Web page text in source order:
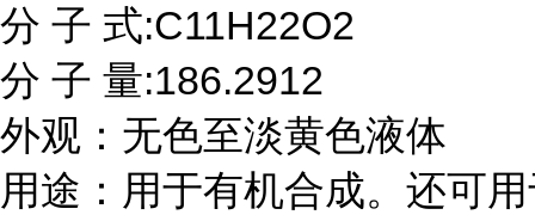
分 子 式:C11H22O2
分 子 量:186.2912
外观：无色至淡黄色液体
用途：用于有机合成。还可